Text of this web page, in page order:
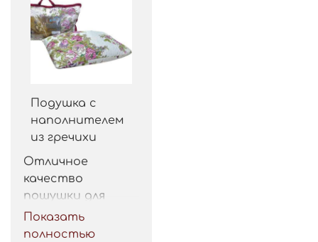
Подушка с
наполнителем
из гречихи
Отличное
качество
пошушки для
такой цены.
Рекомендую.
Показать
полностью